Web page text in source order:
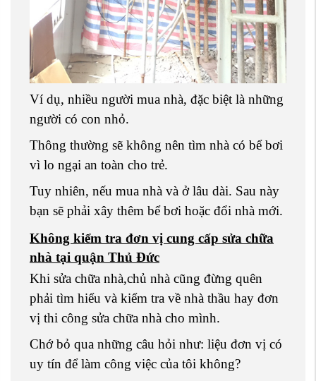
Ví dụ, nhiều người mua nhà, đặc biệt là những
người có con nhỏ.
Thông thường sẽ không nên tìm nhà có bể bơi
vì lo ngại an toàn cho trẻ.
Tuy nhiên, nếu mua nhà và ở lâu dài. Sau này
bạn sẽ phải xây thêm bể bơi hoặc đổi nhà mới.
Không kiểm tra đơn vị cung cấp sửa chữa
nhà tại quận Thủ Đức
Khi sửa chữa nhà,chủ nhà cũng đừng quên
phải tìm hiểu và kiểm tra về nhà thầu hay đơn
vị thi công sửa chữa nhà cho mình.
Chớ bỏ qua những câu hỏi như: liệu đơn vị có
uy tín để làm công việc của tôi không?